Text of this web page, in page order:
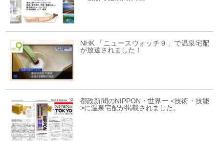
NHK 「ニュースウォッチ９」で温泉宅配
が放送されました！
都政新聞のNIPPON・世界一 <技術・技能
>に温泉宅配が掲載されました。